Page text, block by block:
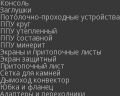
Консоль
Заглушки
Потолочно-проходные устройства
ППУ круг
ППУ утепленный
ППУ составной
ППУ минерит
Экраны и притопочные листы
Экран защитный
Притопочный лист
Сетка для камней
Дымоход конвектор
Юбка и фланец
Адаптеры и переходники